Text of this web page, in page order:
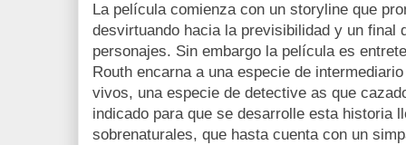
La película comienza con un storyline que
desvirtuando hacia la previsibilidad y un final
personajes. Sin embargo la película es
Routh encarna a una especie de
vivos, una especie de detective as que
indicado para que se desarrolle esta historia
sobrenaturales, que hasta cuenta con un